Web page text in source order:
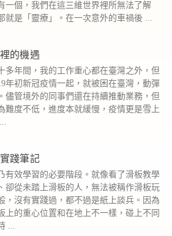
一個，我們在這三維世界裡所無法了解
就是「靈療」。在一次意外的車禍後
的機遇
多年間，我的工作重心都在臺灣之外，但
年初新冠疫情一起，就被困在臺灣，動彈
儘管境外的同事們還在持續推動業務，但
難度不低，進度本就緩慢，疫情更是雪上
踐筆記
有效學習的必要階段。就像看了滑板教學
卻從未踏上滑板的人，無法被稱作滑板玩
，沒有實踐過，都不過是紙上談兵。因為
上的重心位置和在地上不一樣，碰上不同